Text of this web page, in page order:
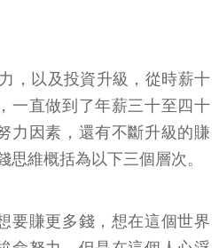
，以及投資升級，從時薪十
一直做到了年薪三十至四十
力因素，還有不斷升級的賺
思維概括為以下三個層次。
要賺更多錢，想在這個世界